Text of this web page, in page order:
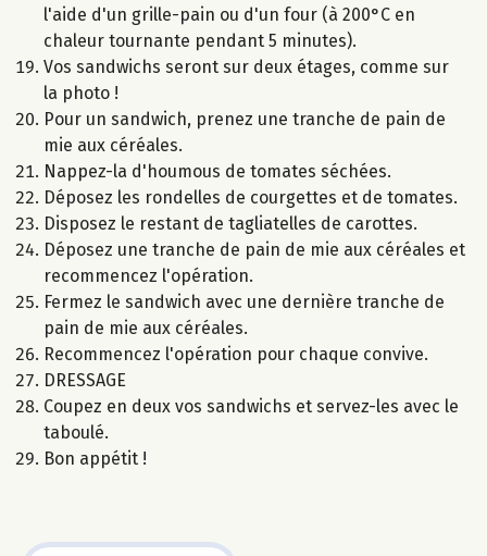
l'aide d'un grille-pain ou d'un four (à 200°C en
chaleur tournante pendant 5 minutes).
Vos sandwichs seront sur deux étages, comme sur
la photo !
Pour un sandwich, prenez une tranche de pain de
mie aux céréales.
Nappez-la d'houmous de tomates séchées.
Déposez les rondelles de courgettes et de tomates.
Disposez le restant de tagliatelles de carottes.
Déposez une tranche de pain de mie aux céréales et
recommencez l'opération.
Fermez le sandwich avec une dernière tranche de
pain de mie aux céréales.
Recommencez l'opération pour chaque convive.
DRESSAGE
Coupez en deux vos sandwichs et servez-les avec le
taboulé.
Bon appétit !